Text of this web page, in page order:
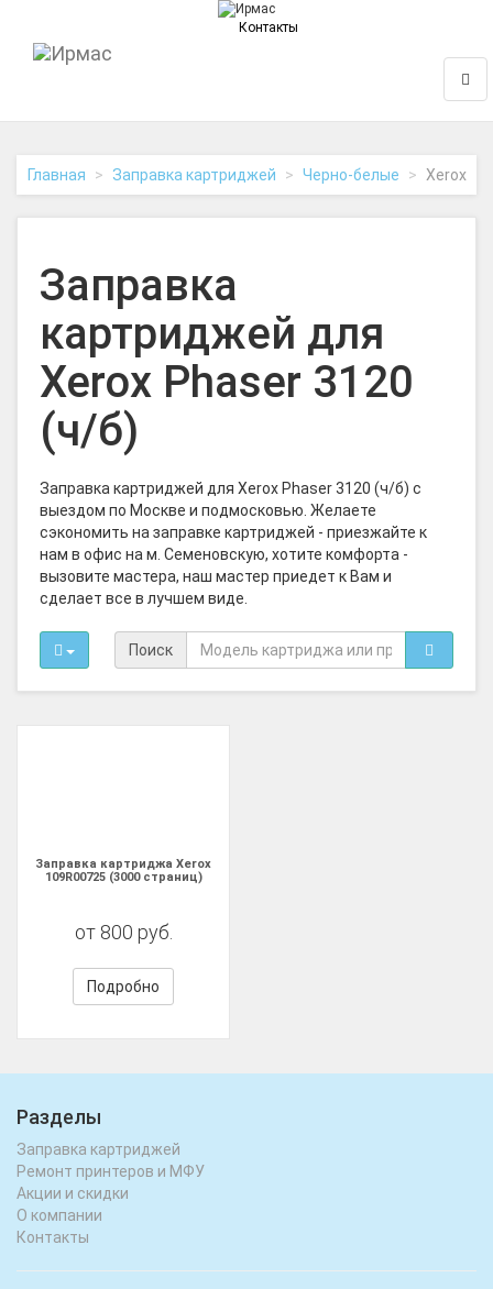
Контакты
Главная Заправка картриджей Черно-белые Xerox
Заправка
картриджей для
Xerox Phaser 3120
(ч/б)
Заправка картриджей для Xerox Phaser 3120 (ч/б) с
выездом по Москве и подмосковью. Желаете
сэкономить на заправке картриджей - приезжайте к
нам в офис на м. Семеновскую, хотите комфорта -
вызовите мастера, наш мастер приедет к Вам и
сделает все в лучшем виде.
Поиск
Заправка картриджа Xerox
109R00725 (3000 страниц)
от 800 руб.
Подробно
Разделы
Заправка картриджей
Ремонт принтеров и МФУ
Акции и скидки
О компании
Контакты